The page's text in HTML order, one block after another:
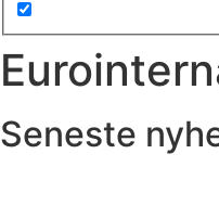
Seneste